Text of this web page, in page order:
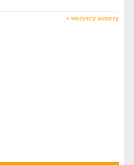
» wszyscy autorzy